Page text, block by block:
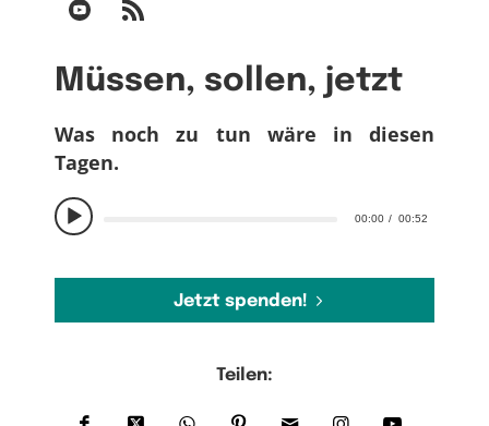
Müssen, sollen, jetzt
00:00 00:52
Was noch zu tun wäre in diesen
Tagen.
Jetzt spenden!
Teilen: